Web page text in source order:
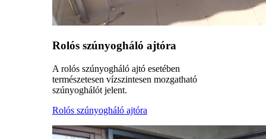
Rolós szúnyogháló ajtóra
A rolós szúnyogháló ajtó esetében
természetesen vízszintesen mozgatható
szúnyoghálót jelent.
Rolós szúnyogháló ajtóra